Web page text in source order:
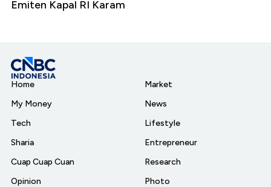
Emiten Kapal RI Karam
Home
My Money
Tech
Sharia
Cuap Cuap Cuan
Opinion
Market
News
Lifestyle
Entrepreneur
Research
Photo